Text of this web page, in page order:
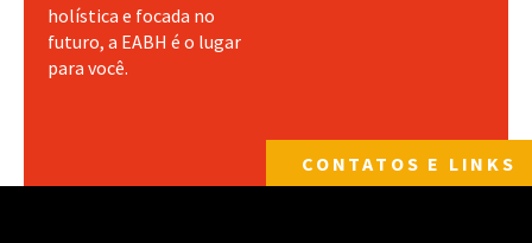
holística e focada no
futuro, a EABH é o lugar
para você.
CONTATOS E LINKS